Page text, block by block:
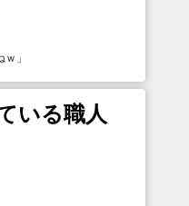
ｗ 」
いる職人